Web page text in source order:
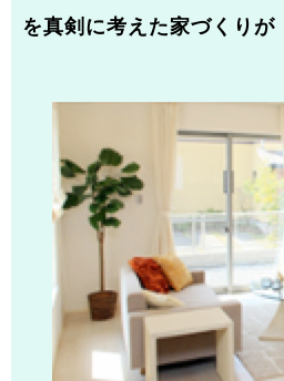
を真剣に考えた家づくりが